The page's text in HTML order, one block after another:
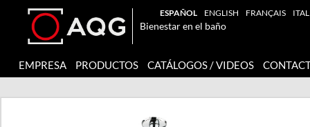
Bienestar en el baño
EMPRESA PRODUCTOS CATÁLOGOS / VIDEOS
ESPAÑOL ENGLISH FRANÇAIS